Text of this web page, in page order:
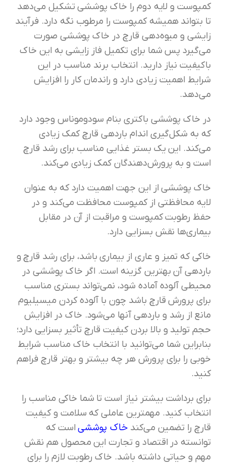
کمپوست و لايه دوم را خاک پوششی تشکیل می‌دهد
تا بتواند همیشه کمپوست را مرطوب نگه دارد. فرآیند
زایشی و میوه‌دهی قارچ در خاک پوششی صورت
می‌گیرد پس شما برای تکمیل فاز زایشی به این خاک
باکیفیت نیاز دارید. انتخاب برند مناسب در این
شرایط اهمیت زیادی دارد و راندمان کار را افزایش
می‌دهد.
در خاک پوششی باکتری بنام سودوموناس وجود دارد
که به شکل‌گیری اندام باردهی قارچ کمک زیادی
می‌کند. این یک بستر غذايي مناسب برای رشد قارچ
است و به پرورش‌دهندگان کمک زیادی می‌کند.
خاک پوششی از این جهت اهمیت دارد که به عنوان
لايه محافظتی از کمپوست محافظت می‌کند و در
حفظ رطوبت کمپوست و مراقبت از آن در مقابل
بیماری‌ها نقش بسزایی دارد.
خاکی که تمیز و عاری از بیماری باشد، برای رشد قارچ و
باردهی آن بهترین گزینه است. اگر خاک پوششی در
محیطی آلوده آماده شود، نمی‌تواند بستری مناسب
برای پرورش قارچ باشد چون با آلوده کردن میسیلیوم
مانع از رشد و باردهی آنها می‌شود. خاک در افزایش
حجم تولید و بالا بردن کیفیت قارچ تأثیر بسزایی دارد؛
بنابراین شما می‌توانید با انتخاب خاک مناسب شرایط
خوبی را برای پرورش هر چه بیشتر و بهتر قارچ فراهم
کنید.
برای برداشت بیشتر نیاز است تا شما خاکی مناسب را
انتخاب کنید. مهمترین عاملی که سلامت و کیفیت
قارچ را تضمین می‌کند خاک پوششی است که
توانسته در اقتصاد و تجارت این محصول هم نقش
مهم و حیاتی داشته باشد. خاک رطوبت لازم را برای